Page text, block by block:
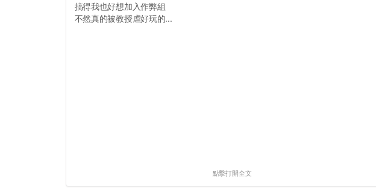
搞得我也好想加入作弊組
不然真的被教授虐好玩的...
點擊打開全文